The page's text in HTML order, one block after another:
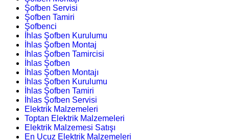
Şofben Servisi
Şofben Tamiri
Şofbenci
İhlas Şofben Kurulumu
İhlas Şofben Montaj
İhlas Şofben Tamircisi
İhlas Şofben
İhlas Şofben Montajı
İhlas Şofben Kurulumu
İhlas Şofben Tamiri
İhlas Şofben Servisi
Elektrik Malzemeleri
Toptan Elektrik Malzemeleri
Elektrik Malzemesi Satışı
En Ucuz Elektrik Malzemeleri